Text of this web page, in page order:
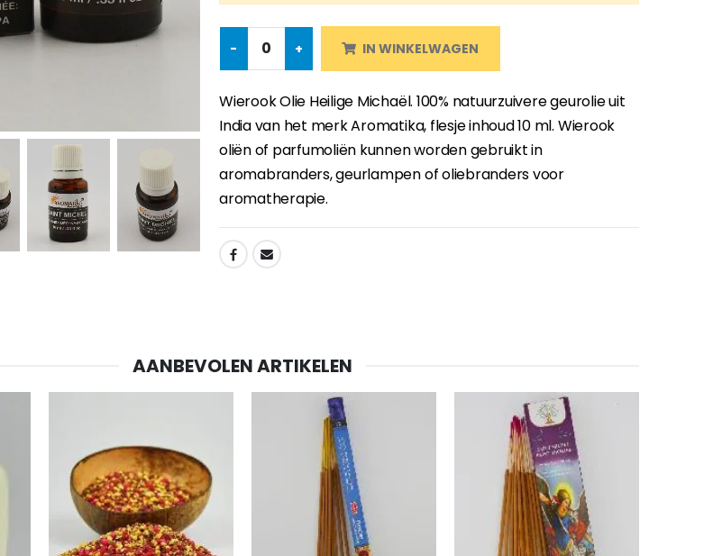
-10%
€15.00 €13.50
- + IN WINKELWAGEN
Wierook Olie Heilige Michaël. 100% natuurzuivere geurolie uit
India van het merk Aromatika, flesje inhoud 10 ml. Wierook
oliën of parfumoliën kunnen worden gebruikt in
aromabranders, geurlampen of oliebranders voor
aromatherapie.
SHARE:
AANBEVOLEN ARTIKELEN